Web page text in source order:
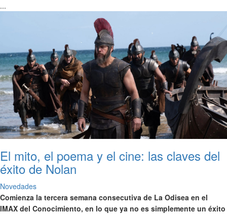
...
El mito, el poema y el cine: las claves del
éxito de Nolan
Novedades
Comienza la tercera semana consecutiva de La Odisea en el
IMAX del Conocimiento, en lo que ya no es simplemente un éxito